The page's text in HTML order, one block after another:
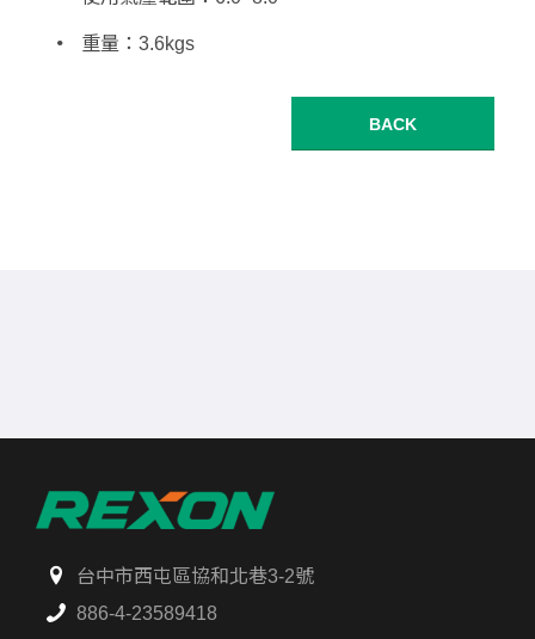
重量：3.6kgs
BACK
台中市西屯區協和北巷3-2號
886-4-23589418